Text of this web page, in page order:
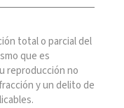
total o parcial del
que es
reproducción no
y un delito de